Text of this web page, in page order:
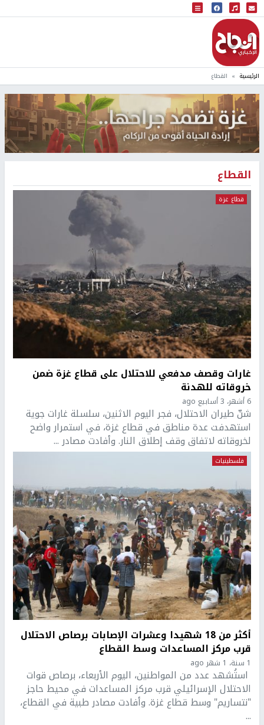
البث المباشر
إذاعة النجاح
الرئيسية القطاع
القطاع
قطاع غزة
غارات وقصف مدفعي للاحتلال على قطاع غزة ضمن
خروقاته للهدنة
6 أشهر، 3 أسابيع ago
شنّ طيران الاحتلال، فجر اليوم الاثنين، سلسلة غارات جوية
استهدفت عدة مناطق في قطاع غزة، في استمرار واضح
لخروقاته لاتفاق وقف إطلاق النار. وأفادت مصادر ...
فلسطينيات
أكثر من 18 شهيدا وعشرات الإصابات برصاص الاحتلال
قرب مركز المساعدات وسط القطاع
1 سنة، 1 شهر ago
استُشهد عدد من المواطنين، اليوم الأربعاء، برصاص قوات
الاحتلال الإسرائيلي قرب مركز المساعدات في محيط حاجز
"نتساريم" وسط قطاع غزة. وأفادت مصادر طبية في القطاع،
...